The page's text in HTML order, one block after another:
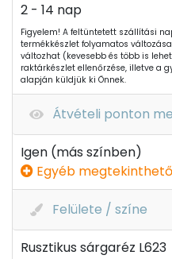
2 - 14 nap
Figyelem! A feltüntetett szállítási
termékkészlet folyamatos
változhat (kevesebb és több is
raktárkészlet ellenőrzése, illetve a
alapján küldjük ki Önnek.
Átvételi ponton
Igen (más színben)
Egyéb
Felülete / színe
Rusztikus sárgaréz L623